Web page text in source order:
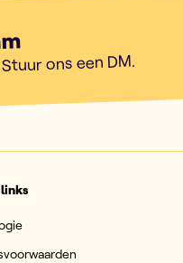
ons een DM.